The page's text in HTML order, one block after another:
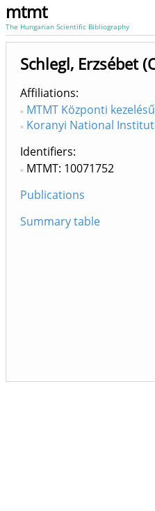
mtmt
The Hungarian Scientific Bibliography
Schlegl, Erzsébet
Affiliations
MTMT Központi
Koranyi National
Identifiers
MTMT: 10071752
Publications
Summary table